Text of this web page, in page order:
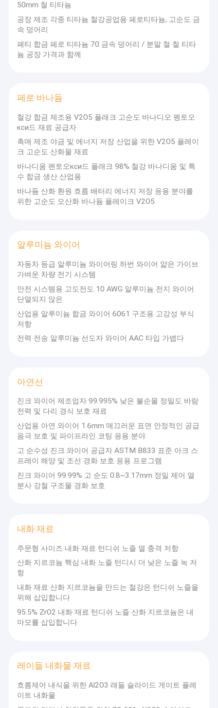
50mm 철 티타늄
공장 제조 각종 티타늄 철강공업용 페로티타늄, 고순도 금
속 덩어리
페티 합금 페로 티타늄 70 금속 덩어리 / 분말 철 철 티타
늄 공장 가격과 함께
페로 바나듐
철강 합금 제조용 V2O5 플래크 고순도 바나디오 펭토오
кси드 재료 공급자
촉매 제조 야금 및 에너지 저장 산업을 위한 V2O5 플레이
크 고순도 산화물 재료
바나디움 펜토오кси드 플래크 98% 철강 바나디움 및 특
수 합금 생산 산업용
바나듐 산화 환원 흐름 배터리 에너지 저장 응용 분야를
위한 고순도 오산화 바나듐 플레이크 V2O5
알루미늄 와이어
자동차 등급 알루미늄 와이어링 하번 와이어 얇은 가이브
가벼운 차량 전기 시스템
안전 시스템용 고도전도 10 AWG 알루미늄 전지 와이어
단열되지 않은
산업용 알루미늄 합금 와이어 6061 구조용 고강성 부식
저항
전력 전송 알루미늄 선도자 와이어 AAC 타입 가볍다
아연선
진크 와이어 제조업자 99.995% 낮은 불순물 정밀도 바람
전력 및 다리 경식 보호 재료
산업용 아연 와이어 1.6mm 매끄러운 표면 안정적인 공급
음극 보호 및 파이프라인 코팅 응용 분야
고 순수성 진크 와이어 공급자 ASTM B833 표준 아크 스
프레이 해양 및 조선 경화 보호 응용 프로그램
진크 와이어 99.99% 고 순도 0.8~3.17mm 정밀 제어 열
분사 강철 구조물 경화 보호
내화 재료
주문형 사이즈 내화 재료 턴디쉬 노즐 열 충격 저항
산화 지르코늄 핵심 내화 노즐 턴디시 더 낮은 노즐 녹 저
항
내화 재료 산화 지르코늄을 만드는 철강은 턴디쉬 노즐을
위해 삽입합니다
95.5% ZrO2 내화 재료 턴디쉬 노즐 산화 지르코늄은 내
마모를 삽입합니다
레이들 내화물 재료
흐름제어 내식을 위한 Al2O3 래들 슬라이드 게이트 플레
이트 내화물